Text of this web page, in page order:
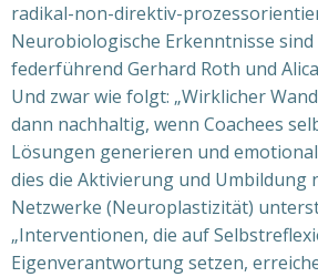
radikal-non-direktiv-
Neurobiologische Erkenntnisse
federführend Gerhard Roth und
Und zwar wie folgt: „Wirklicher
dann nachhaltig, wenn Coachees
Lösungen generieren und
dies die Aktivierung und Umbildung
Netzwerke (Neuroplastizität)
„Interventionen, die auf
Eigenverantwortung setzen,